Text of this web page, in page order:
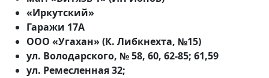
«Иркутский»
Гаражи 17А
ООО «Угахан» (К. Либкнехта, №15)
ул. Володарского, № 58, 60, 62-85; 61,59
ул. Ремесленная 32;